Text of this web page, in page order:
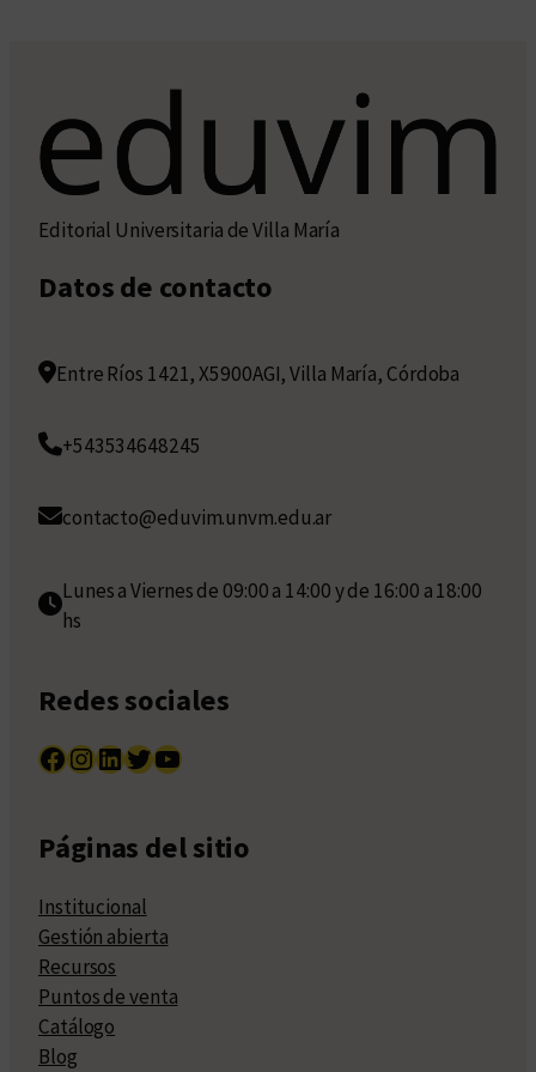
Editorial Universitaria de Villa María
Datos de contacto
Entre Ríos 1421, X5900AGI, Villa María, Córdoba
+543534648245
contacto@eduvim.unvm.edu.ar
Lunes a Viernes de 09:00 a 14:00 y de 16:00 a 18:00
hs
Redes sociales
Facebook InstagramLinkedIn Twitter YouTube
Páginas del sitio
Institucional
Gestión abierta
Recursos
Puntos de venta
Catálogo
Blog